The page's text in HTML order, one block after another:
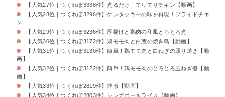
【人気27位｜つくれぽ3338件】煮るだけ！てりてりチキン【動画】
【人気28位｜つくれぽ3296件】ケンタッキーの味を再現！フライドチキ
ン
【人気29位｜つくれぽ3236件】厚揚げと鶏肉の和風とろとろ煮
【人気30位｜つくれぽ3172件】鶏モモ肉と白葱の焼き鳥【動画】
【人気31位｜つくれぽ3130件】簡単！鶏モモ肉と白ねぎの照り焼き【動
画】
【人気32位｜つくれぽ3122件】簡単！鶏モモ肉のとろとろ玉ねぎ煮【動
画】
【人気33位｜つくれぽ2819件】雑煮【動画】
【人気34位｜つくれぽ2803件】シンガポールライス【動画】